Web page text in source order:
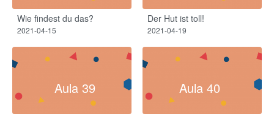
Wie findest du das?
2021-04-15
Der Hut ist toll!
2021-04-19
Aula 39 Aula 40